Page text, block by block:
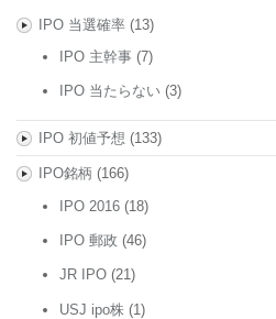
IPO 当選確率(13)
IPO 主幹事 (7)
IPO 当たらない (3)
IPO 初値予想 (133)
IPO銘柄 (166)
IPO 2016 (18)
IPO 郵政 (46)
JR IPO (21)
USJ ipo株 (1)